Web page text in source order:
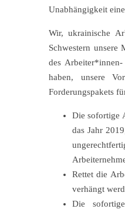
Unabhängigkeit
Wir, ukrainische
Schwestern unsere
des
haben, unsere
Forderungspakets
Die sofortige
das Jahr
Rettet die
verhängt
Die